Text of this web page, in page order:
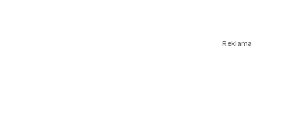
Reklama